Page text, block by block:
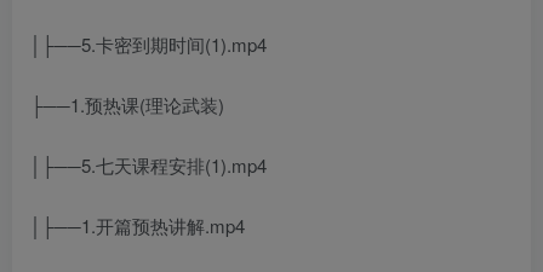
│├──5.卡密到期时间(1).mp4
├──1.预热课(理论武装)
│├──5.七天课程安排(1).mp4
│├──1.开篇预热讲解.mp4